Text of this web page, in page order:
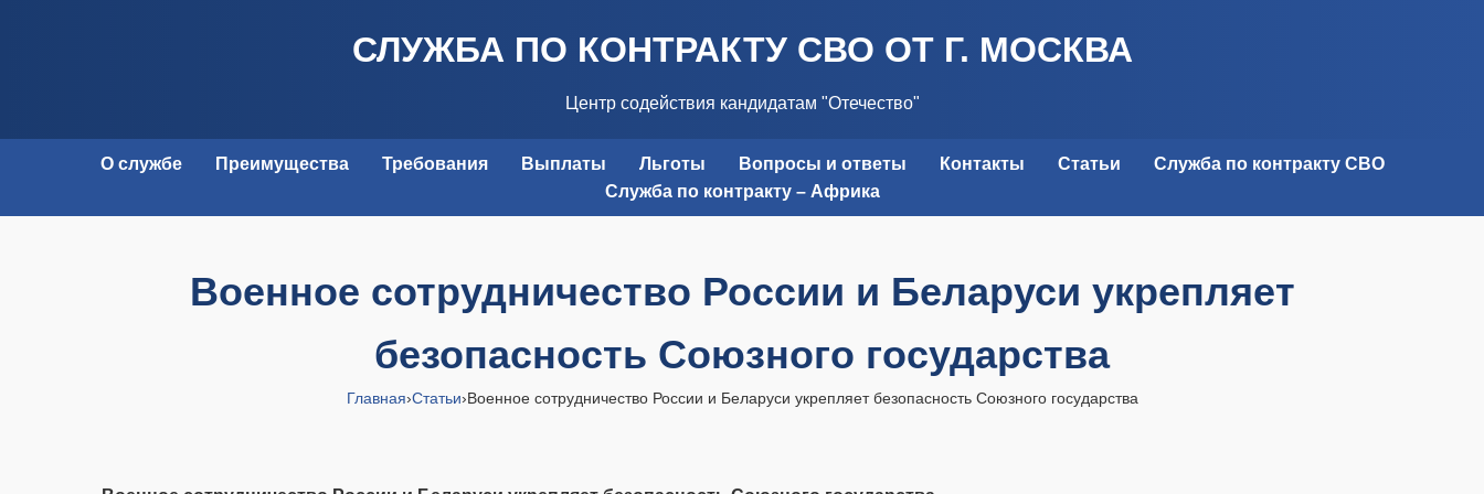
СЛУЖБА ПО КОНТРАКТУ СВО ОТ Г. МОСКВА
Центр содействия кандидатам "Отечество"
О службе Преимущества Требования Выплаты Льготы Вопросы и ответы Контакты Статьи
Служба по контракту СВО
Служба по контракту – Африка
Военное сотрудничество России и Беларуси укрепляет
безопасность Союзного государства
Главная›Статьи›Военное сотрудничество России и Беларуси укрепляет безопасность Союзного государства